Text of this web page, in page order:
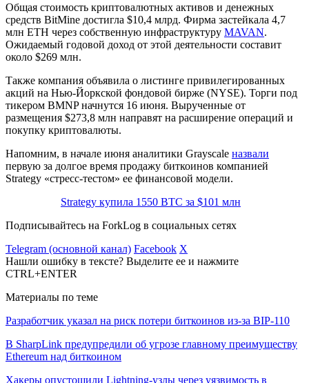
Общая стоимость криптовалютных активов и денежных
средств BitMine достигла $10,4 млрд. Фирма застейкала 4,7
млн ETH через собственную инфраструктуру MAVAN.
Ожидаемый годовой доход от этой деятельности составит
около $269 млн.
Также компания объявила о листинге привилегированных
акций на Нью-Йоркской фондовой бирже (NYSE). Торги под
тикером BMNP начнутся 16 июня. Вырученные от
размещения $273,8 млн направят на расширение операций и
покупку криптовалюты.
Напомним, в начале июня аналитики Grayscale назвали
первую за долгое время продажу биткоинов компанией
Strategy «стресс-тестом» ее финансовой модели.
Strategy купила 1550 BTC за $101 млн
Подписывайтесь на ForkLog в социальных сетях
Telegram (основной канал) Facebook X
Нашли ошибку в тексте? Выделите ее и нажмите
CTRL+ENTER
Материалы по теме
Разработчик указал на риск потери биткоинов из-за BIP-110
В SharpLink предупредили об угрозе главному преимуществу
Ethereum над биткоином
Хакеры опустошили Lightning-узлы через уязвимость в